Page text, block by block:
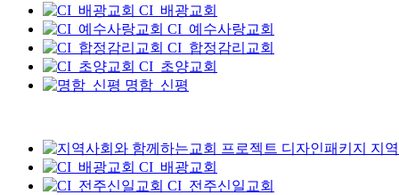
CI_배광교회
CI_예수사랑교회
CI_합정감리교회
CI_초양교회
명함_신평
지
CI_배광교회
CI_전주신일교회